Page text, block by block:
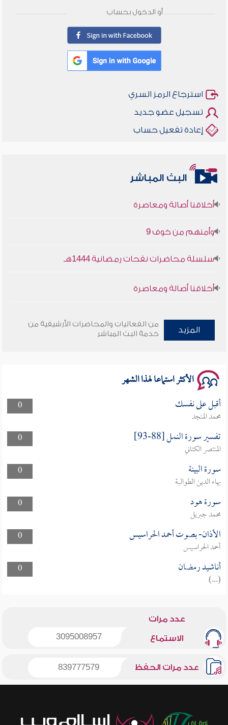
أو الدخول بحساب
استرجاع الرمز السري
تسجيل عضو جديد
إعادة تفعيل حساب
البث المباشر
سلسلة محاضرات نفحات رمضانية 1444هـ
المزيد
من الفعاليات والمحاضرات الأرشيفية من
خدمة البث المباشر
الأكثر استماعا لهذا الشهر
0 أقبل على نفسك
محمد المنجد
0
تفسير سورة النمل [88-93]
المنتصر الكتاني
0
سورة البينة
بهاء الدين الطوالبة
0
سورة هود
محمد جبريل
0
الأذان- بصوت أحمد الحراسيس
أحمد الحراسيس
0
أناشيد رمضان
(...)
عدد مرات
الاستماع 3095008957
عدد مرات الحفظ 839777579